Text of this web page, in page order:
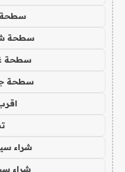
سطحة
سطحة
سطحة
سطحة
شراء
شراء